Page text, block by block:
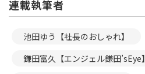
連載執筆者
池田ゆう【社長のおしゃれ】
鎌田富久【エンジェル鎌田’sEye】